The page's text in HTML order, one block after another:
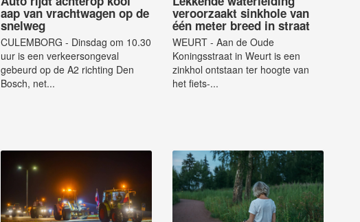
aap van vrachtwagen op de
snelweg
CULEMBORG - Dinsdag om 10.30
uur is een verkeersongeval
gebeurd op de A2 richting Den
Bosch, net...
veroorzaakt sinkhole van
één meter breed in straat
WEURT - Aan de Oude
Koningsstraat in Weurt is een
zinkhol ontstaan ter hoogte van
het fiets-...